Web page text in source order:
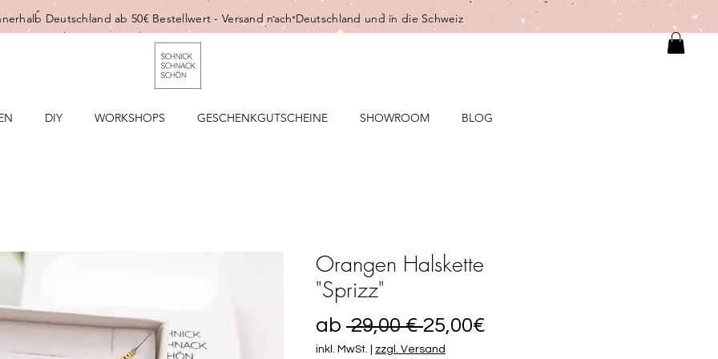
Deutschland ab 50€ Bestellwert -Versand nach Deutschland und in die Schweiz
DIY WORKSHOPS GESCHENKGUTSCHEINE SHOWROOM BLOG
Orangen Halskette
"Sprizz"
ab 29,00 € Standardpreis
25,00€
inkl. MwSt. zzgl. Versand